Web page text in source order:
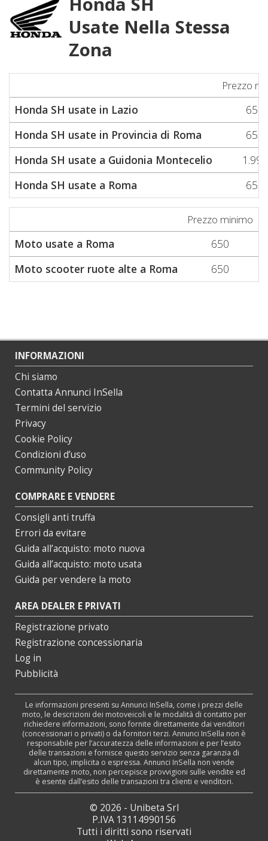
Usate Nella Stessa
Zona
Prezzo
Honda SH usate in Lazio
650
Honda SH usate in Provincia di Roma
650
Honda SH usate a Guidonia Montecelio
1.999
Honda SH usate a Roma
650
Prezzo minimo
Moto usate a Roma
650
Moto scooter ruote alte a Roma
650
INFORMAZIONI
Chi siamo
Contatta Annunci InSella
Termini del servizio
Privacy
Cookie Policy
Condizioni d’uso
Community Policy
COMPRARE E VENDERE
Consigli anti truffa
Errori da evitare
Guida all’acquisto: moto nuova
Guida all’acquisto: moto usata
Guida per vendere la moto
AREA DEALER E PRIVATI
Registrazione privato
Registrazione concessionaria
Log in
Pubblicità
Le informazioni presenti su Annunci InSella, come i prezzi delle
moto, le descrizioni dei motoveicoli e le modalità di contatto per
richiedere informazioni, sono fornite direttamente dai venditori
(concessionari o privati) o da fornitori terzi. Annunci InSella non è
responsabile per l’accuratezza delle informazioni e per l’esito
delle transazioni e fornisce questo servizio senza garanzia di
alcun tipo, implicita o espressa. Annunci InSella non vende
direttamente moto, non percepisce provvigioni sulle vendite ed
è esente dall’esito delle transazioni tra clienti e venditori.
© 2026 - Unibeta Srl
P.IVA 13114990156
Tutti i diritti sono riservati